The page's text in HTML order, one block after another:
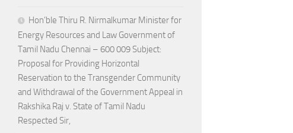
Hon’ble Thiru R. Nirmalkumar Minister for
Energy Resources and Law Government of
Tamil Nadu Chennai – 600 009 Subject:
Proposal for Providing Horizontal
Reservation to the Transgender Community
and Withdrawal of the Government Appeal in
Rakshika Raj v. State of Tamil Nadu
Respected Sir,